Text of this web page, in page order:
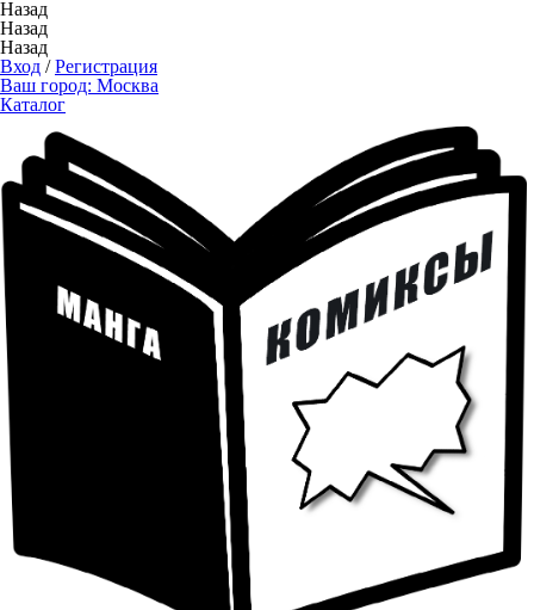
Назад
Назад
Назад
Вход /Регистрация
Ваш город: Москва
Каталог